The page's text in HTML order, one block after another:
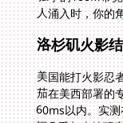
人涌入时，你的
洛杉矶火影
美国能打火影忍
茄在美西部署
60ms以内。实
间几乎与本地